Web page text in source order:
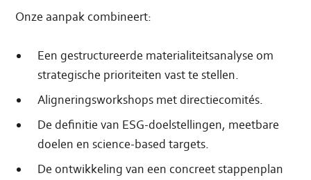
Onze aanpak combineert:
Een gestructureerde materialiteitsanalyse om
strategische prioriteiten vast te stellen.
Aligneringsworkshops met directiecomités.
De definitie van ESG-doelstellingen, meetbare
doelen en science-based targets.
De ontwikkeling van een concreet stappenplan